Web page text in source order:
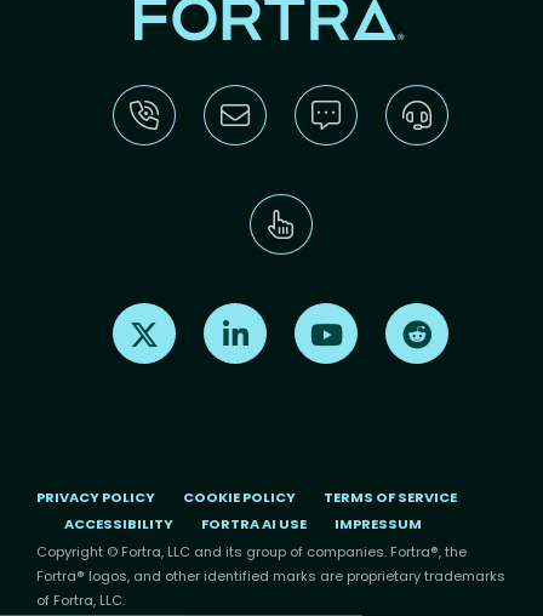
Find us on X Find us on LinkedInFind us on Youtube
PRIVACY POLICY COOKIE POLICY
TERMS OF SERVICE
ACCESSIBILITY
FORTRA AI USE
IMPRESSUM
Copyright © Fortra, LLC and its group of companies. Fortra®, the
Fortra® logos, and other identified marks are proprietary trademarks
of Fortra, LLC.